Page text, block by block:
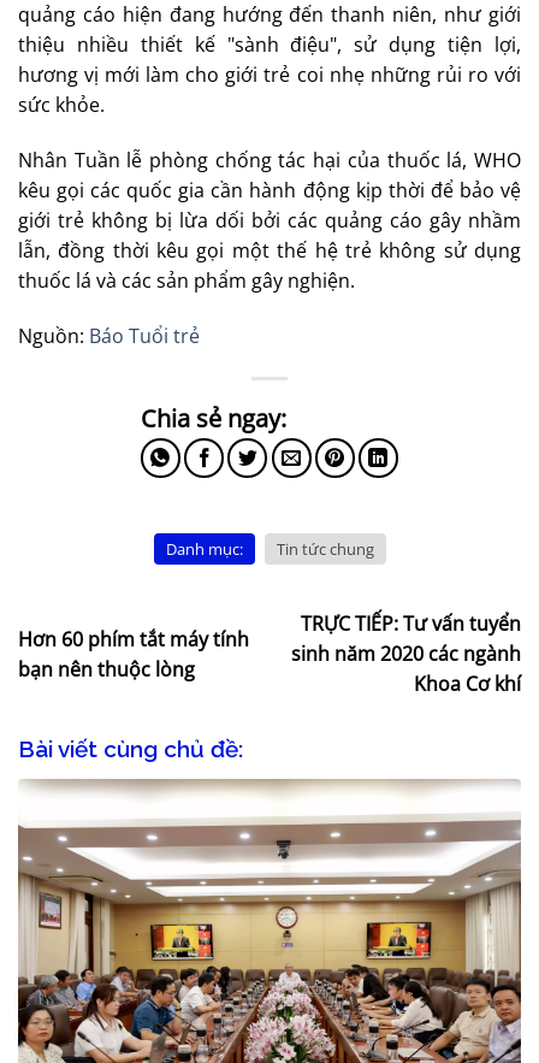
quảng cáo hiện đang hướng đến thanh niên, như giới
thiệu nhiều thiết kế "sành điệu", sử dụng tiện lợi,
hương vị mới làm cho giới trẻ coi nhẹ những rủi ro với
sức khỏe.
Nhân Tuần lễ phòng chống tác hại của thuốc lá, WHO
kêu gọi các quốc gia cần hành động kịp thời để bảo vệ
giới trẻ không bị lừa dối bởi các quảng cáo gây nhầm
lẫn, đồng thời kêu gọi một thế hệ trẻ không sử dụng
thuốc lá và các sản phẩm gây nghiện.
Nguồn: Báo Tuổi trẻ
Danh mục: Tin tức chung
Hơn 60 phím tắt máy tính
bạn nên thuộc lòng
TRỰC TIẾP: Tư vấn tuyển
sinh năm 2020 các ngành
Khoa Cơ khí
Bài viết cùng chủ đề: